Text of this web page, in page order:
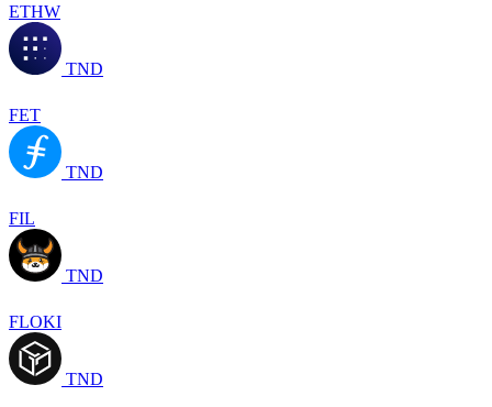
ETHW
TND
FET
TND
FIL
TND
FLOKI
TND